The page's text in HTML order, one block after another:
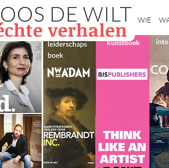
Home WIE
kunstboek